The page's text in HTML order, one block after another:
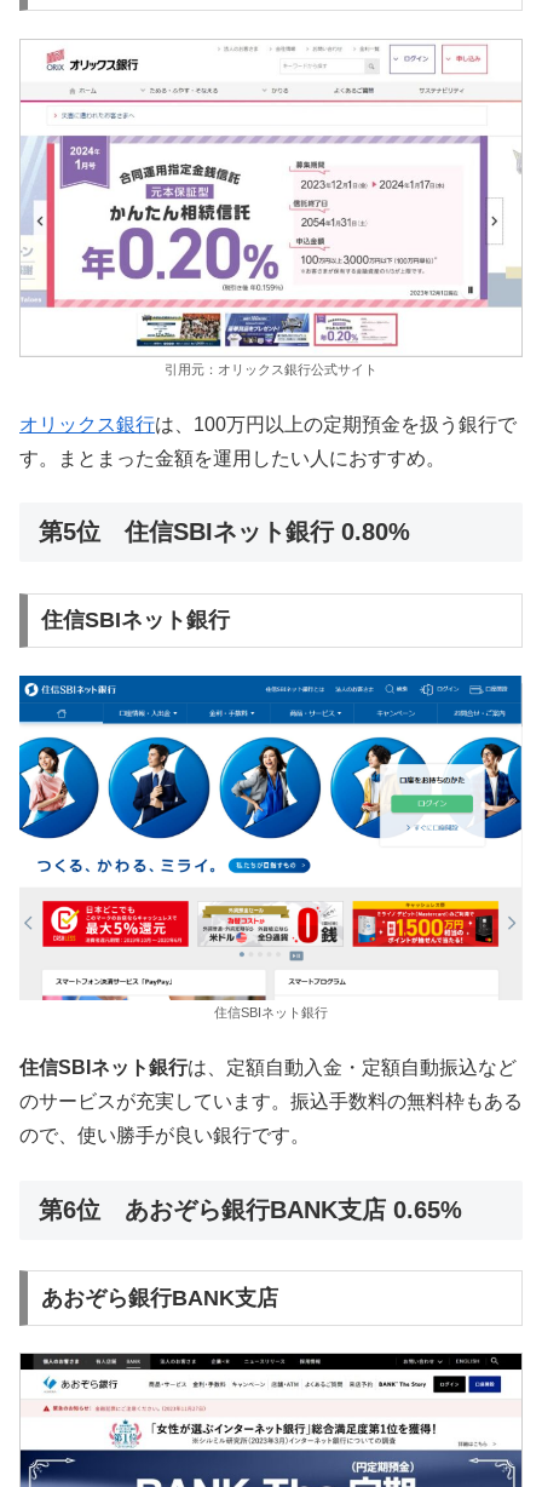
引用元：オリックス銀行公式サイト
オリックス銀行は、100万円以上の定期預金を扱う銀行で
す。まとまった金額を運用したい人におすすめ。
第5位 住信SBIネット銀行 0.80%
住信SBIネット銀行
住信SBIネット銀行
住信SBIネット銀行は、定額自動入金・定額自動振込など
のサービスが充実しています。振込手数料の無料枠もある
ので、使い勝手が良い銀行です。
第6位 あおぞら銀行BANK支店 0.65%
あおぞら銀行BANK支店